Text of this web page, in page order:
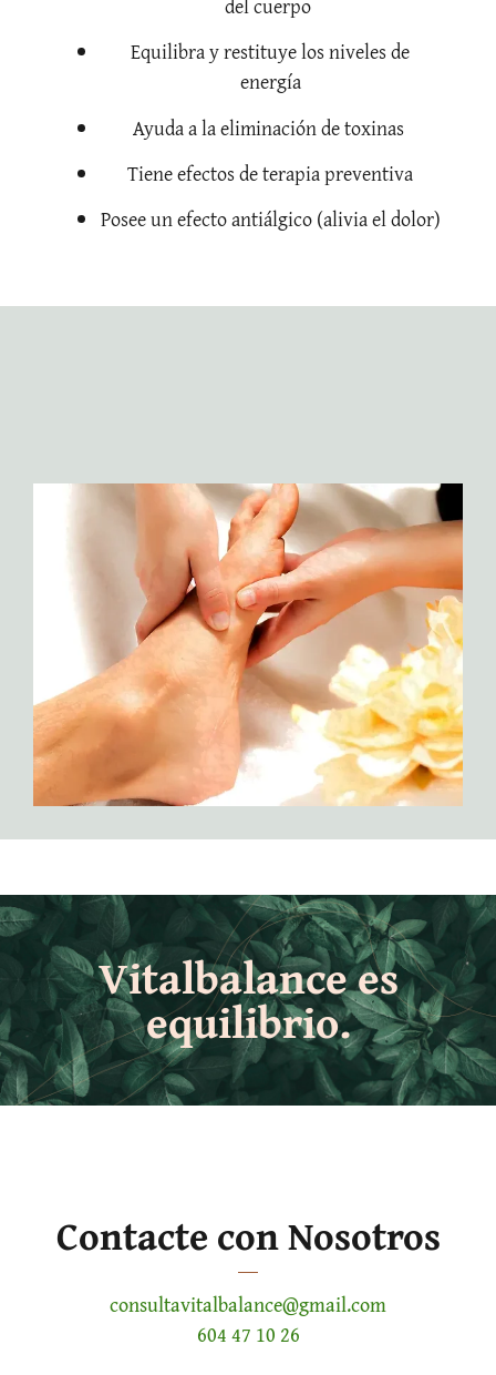
Equilibra y restituye los niveles de
energía
Ayuda a la eliminación de toxinas
Tiene efectos de terapia preventiva
Posee un efecto antiálgico (alivia el dolor)
Vitalbalance es
equilibrio.
Contacte con Nosotros
consultavitalbalance@gmail.com
604 47 10 26